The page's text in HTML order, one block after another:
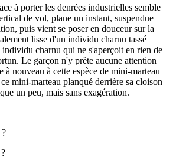
à porter les denrées industrielles semble
de vol, plane un instant, suspendue
puis vient se poser en douceur sur la
lisse d'un individu charnu tassé
charnu qui ne s'aperçoit en rien de
Le garçon n'y prête aucune attention
à nouveau à cette espèce de mini-marteau
mini-marteau planqué derrière sa cloison
un peu, mais sans exagération.